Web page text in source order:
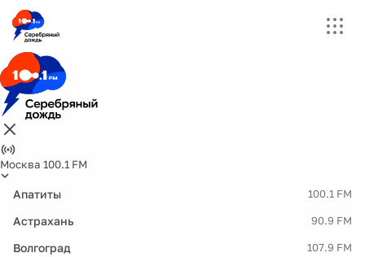
Москва 100.1 FM
Апатиты 100.1 FM
Астрахань 90.9 FM
Волгоград 107.9 FM